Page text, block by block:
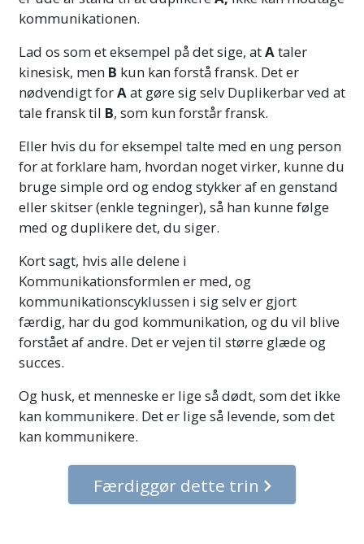
kommunikationen.
Lad os som et eksempel på det sige, atAtaler
kinesisk, men B kun kan forstå fransk. Det er
nødvendigt forAat gøre sig selv Duplikerbar ved at
tale fransk til B, som kun forstår fransk.
Eller hvis du for eksempel talte med en ung person
for at forklare ham, hvordan noget virker, kunne du
bruge simple ord og endog stykker af en genstand
eller skitser (enkle tegninger), så han kunne følge
med og duplikere det, du siger.
Kort sagt, hvis alle delene i
Kommunikationsformlen er med, og
kommunikationscyklussen i sig selv er gjort
færdig, har du god kommunikation, og du vil blive
forstået af andre. Det ervejen til større glæde og
succes.
Og husk, et menneske er lige så dødt, som det ikke
kan kommunikere. Det er lige så levende, som det
kan kommunikere.
Færdiggør dette trin